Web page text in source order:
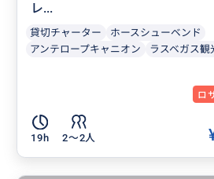
レ...
貸切チャーター
ホースシューベンド
アンテロープキャニオン
ラスベガス観
ロ
19h 2〜2人